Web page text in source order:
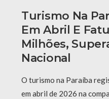
Turismo Na
Em Abril E
Milhões,
Nacional
O turismo na Paraíba
em abril de 2026 na